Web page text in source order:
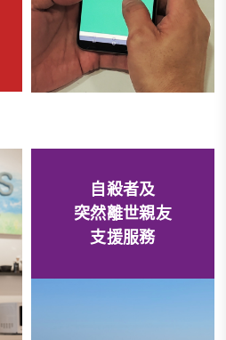
自殺者及
突然離世親友
支援服務